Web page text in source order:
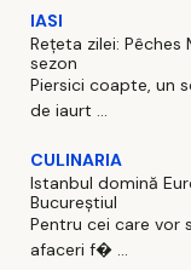
IASI
Rețeta zilei:
sezon
Piersici coapte, un
de iaurt ...
CULINARIA
Istanbul domină
Bucureștiul
Pentru cei care vor
afaceri f� ...